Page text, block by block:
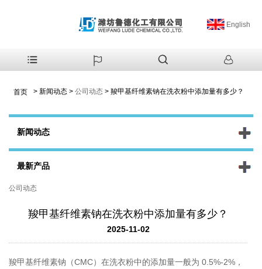
English
首页 > 新闻动态 > 公司动态 > 羧甲基纤维素钠在洗衣粉中添加量有多少？
新闻动态
最新产品
公司动态
羧甲基纤维素钠在洗衣粉中添加量有多少？
2025-11-02
羧甲基纤维素钠（CMC）在洗衣粉中的添加量一般为 0.5%-2%，